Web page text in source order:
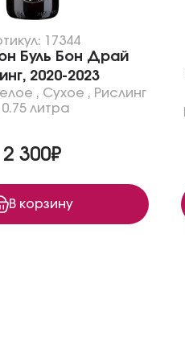
17344
Буль Бон Драй
2020-2023
, Сухое , Рислинг
0.75 литра
2 300₽
В корзину